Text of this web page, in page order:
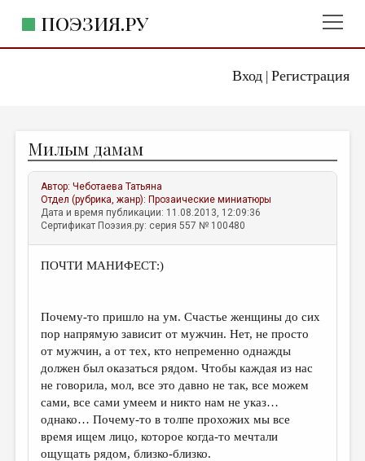
Вход| Регистрация
ПОЭЗИЯ.РУ
ЖАНРЫ
АВТОРЫ
КОММЕНТАРИИ
ЛИТСАЛОН
НОВОСТИ
ОТДЕЛЫ И РУБРИКИ
ИЗБРАННОЕ
ДАЙДЖЕСТ
ПРОИЗВЕДЕНИЯ
ПЕРЕВОДЫ
Милым дамам
Автор:Чеботаева Татьяна
Отдел (рубрика, жанр): Прозаические миниатюры
Дата и время публикации: 11.08.2013, 12:09:36
Сертификат Поэзия.ру: серия 557 № 100480
ПОЧТИ МАНИФЕСТ:)
Почему-то пришло на ум. Счастье женщины до сих
пор напрямую зависит от мужчин. Нет, не просто
от мужчин, а от тех, кто непременно однажды
должен был оказаться рядом. Чтобы каждая из нас
не говорила, мол, все это давно не так, все можем
сами, все сами умеем и никто нам не указ…
однако… Почему-то в толпе прохожих мы все
время ищем лицо, которое когда-то мечтали
ощущать рядом, близко-близко.